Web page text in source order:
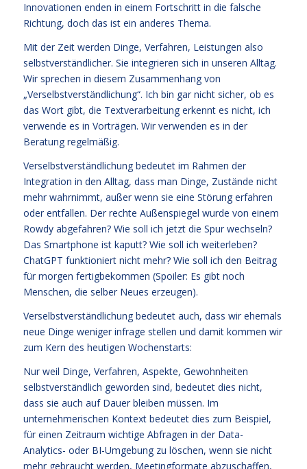
Innovationen enden in einem Fortschritt in die falsche
Richtung, doch das ist ein anderes Thema.
Mit der Zeit werden Dinge, Verfahren, Leistungen also
selbstverständlicher. Sie integrieren sich in unseren Alltag.
Wir sprechen in diesem Zusammenhang von
„Verselbstverständlichung“. Ich bin gar nicht sicher, ob es
das Wort gibt, die Textverarbeitung erkennt es nicht, ich
verwende es in Vorträgen. Wir verwenden es in der
Beratung regelmäßig.
Verselbstverständlichung bedeutet im Rahmen der
Integration in den Alltag, dass man Dinge, Zustände nicht
mehr wahrnimmt, außer wenn sie eine Störung erfahren
oder entfallen. Der rechte Außenspiegel wurde von einem
Rowdy abgefahren? Wie soll ich jetzt die Spur wechseln?
Das Smartphone ist kaputt? Wie soll ich weiterleben?
ChatGPT funktioniert nicht mehr? Wie soll ich den Beitrag
für morgen fertigbekommen (Spoiler: Es gibt noch
Menschen, die selber Neues erzeugen).
Verselbstverständlichung bedeutet auch, dass wir ehemals
neue Dinge weniger infrage stellen und damit kommen wir
zum Kern des heutigen Wochenstarts:
Nur weil Dinge, Verfahren, Aspekte, Gewohnheiten
selbstverständlich geworden sind, bedeutet dies nicht,
dass sie auch auf Dauer bleiben müssen. Im
unternehmerischen Kontext bedeutet dies zum Beispiel,
für einen Zeitraum wichtige Abfragen in der Data-
Analytics- oder BI-Umgebung zu löschen, wenn sie nicht
mehr gebraucht werden, Meetingformate abzuschaffen,